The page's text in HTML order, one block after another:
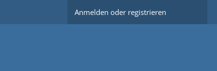
Anmelden oder registrieren